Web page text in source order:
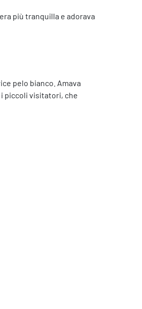
più tranquilla e adorava
pelo bianco. Amava
piccoli visitatori, che